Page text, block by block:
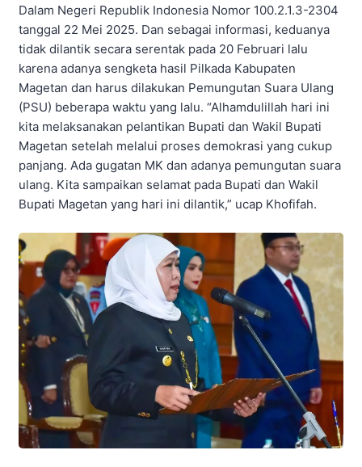
Dalam Negeri Republik Indonesia Nomor 100.2.1.3-2304
tanggal 22 Mei 2025. Dan sebagai informasi, keduanya
tidak dilantik secara serentak pada 20 Februari lalu
karena adanya sengketa hasil Pilkada Kabupaten
Magetan dan harus dilakukan Pemungutan Suara Ulang
(PSU) beberapa waktu yang lalu. “Alhamdulillah hari ini
kita melaksanakan pelantikan Bupati dan Wakil Bupati
Magetan setelah melalui proses demokrasi yang cukup
panjang. Ada gugatan MK dan adanya pemungutan suara
ulang. Kita sampaikan selamat pada Bupati dan Wakil
Bupati Magetan yang hari ini dilantik,” ucap Khofifah.